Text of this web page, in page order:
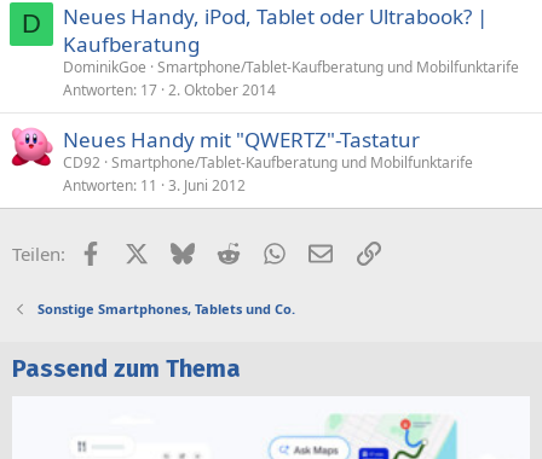
D
Neues Handy, iPod, Tablet oder Ultrabook? |
Kaufberatung
DominikGoe Smartphone/Tablet-Kaufberatung und Mobilfunktarife
Antworten 17 2. Oktober 2014
Neues Handy mit "QWERTZ"-Tastatur
CD92 Smartphone/Tablet-Kaufberatung und Mobilfunktarife
Antworten 11 3. Juni 2012
Teilen: FacebookX (Twitter)
BlueskyRedditWhatsApp
E-MailLink
Sonstige Smartphones, Tablets und Co.
Passend zum Thema